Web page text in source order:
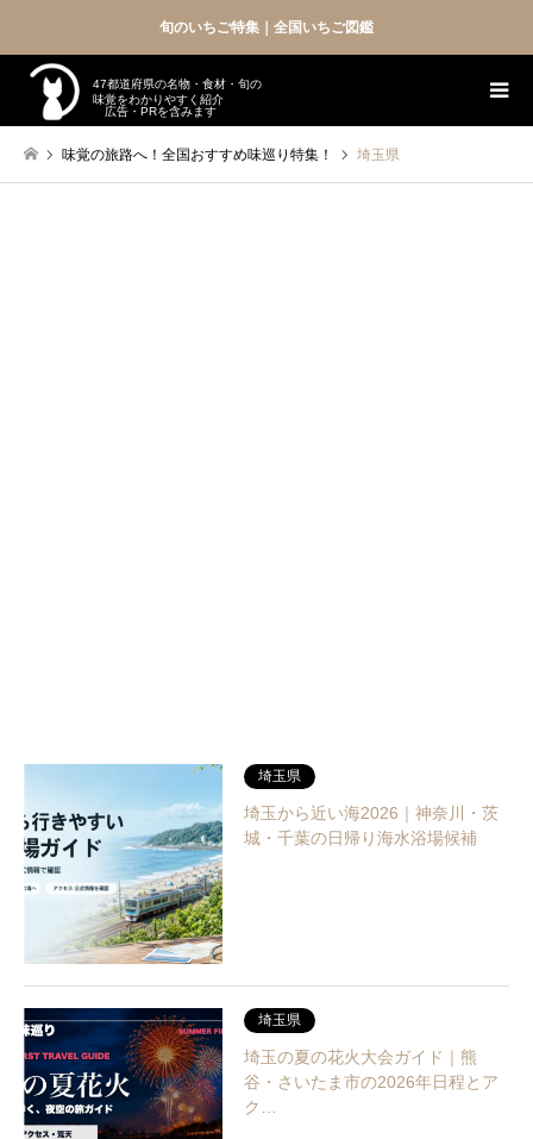
旬のいちご特集｜全国いちご図鑑
47都道府県の名物・食材・旬の
味覚をわかりやすく紹介
広告・PRを含みます
味覚の旅路へ！全国おすすめ味巡り特集！ 埼玉県
埼玉県
埼玉から近い海2026｜神奈川・茨
城・千葉の日帰り海水浴場候補
埼玉県
埼玉の夏の花火大会ガイド｜熊
谷・さいたま市の2026年日程とア
ク…